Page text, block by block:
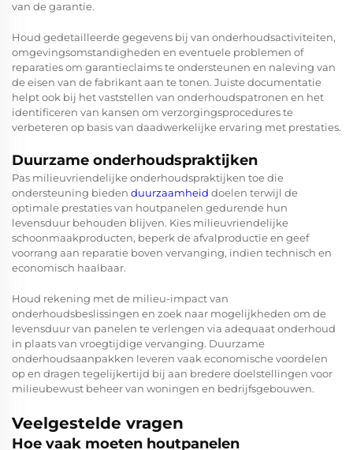
van de garantie.
Houd gedetailleerde gegevens bij van onderhoudsactiviteiten,
omgevingsomstandigheden en eventuele problemen of
reparaties om garantieclaims te ondersteunen en naleving van
de eisen van de fabrikant aan te tonen. Juiste documentatie
helpt ook bij het vaststellen van onderhoudspatronen en het
identificeren van kansen om verzorgingsprocedures te
verbeteren op basis van daadwerkelijke ervaring met prestaties.
Duurzame onderhoudspraktijken
Pas milieuvriendelijke onderhoudspraktijken toe die
ondersteuning bieden duurzaamheid doelen terwijl de
optimale prestaties van houtpanelen gedurende hun
levensduur behouden blijven. Kies milieuvriendelijke
schoonmaakproducten, beperk de afvalproductie en geef
voorrang aan reparatie boven vervanging, indien technisch en
economisch haalbaar.
Houd rekening met de milieu-impact van
onderhoudsbeslissingen en zoek naar mogelijkheden om de
levensduur van panelen te verlengen via adequaat onderhoud
in plaats van vroegtijdige vervanging. Duurzame
onderhoudsaanpakken leveren vaak economische voordelen
op en dragen tegelijkertijd bij aan bredere doelstellingen voor
milieubewust beheer van woningen en bedrijfsgebouwen.
Veelgestelde vragen
Hoe vaak moeten houtpanelen